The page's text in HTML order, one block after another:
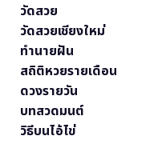
วัดสวย
วัดสวยเชียงใหม่
ทำนายฝัน
สถิติหวยรายเดือน
ดวงรายวัน
บทสวดมนต์
วิธีบนไอ้ไข่